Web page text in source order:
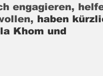
engagieren,
haben
Khom und